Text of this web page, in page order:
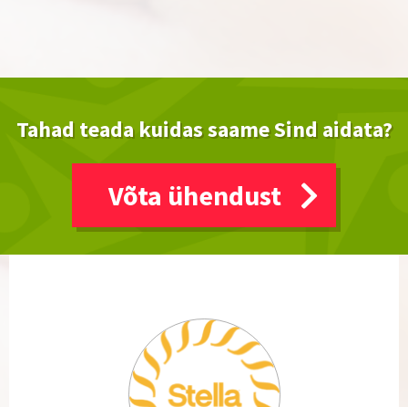
Tahad teada kuidas saame Sind aidata?
Võta ühendust